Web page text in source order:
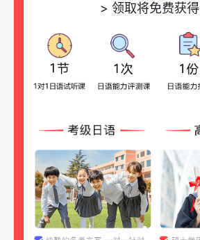
> 领取将免费获得